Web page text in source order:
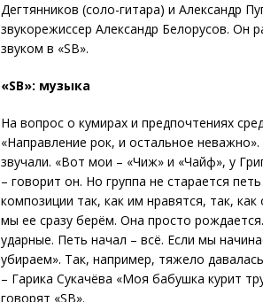
Дегтянников (соло-гитара) и Александр
звукорежиссер Александр Белорусов. Он
звуком в «SB».
«SB»: музыка
На вопрос о кумирах и предпочтениях
«Направление рок, и остальное
звучали. «Вот мои – «Чиж» и «Чайф», у
– говорит он. Но группа не старается
композиции так, как им нравятся, так,
мы ее сразу берём. Она просто
ударные. Петь начал – всё. Если мы
убираем». Так, например, тяжело
– Гарика Сукачёва «Моя бабушка курит
говорят «SB».